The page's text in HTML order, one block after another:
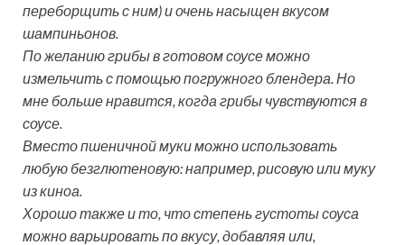
переборщить с ним) и очень насыщен вкусом
шампиньонов.
По желанию грибы в готовом соусе можно
измельчить с помощью погружного блендера. Но
мне больше нравится, когда грибы чувствуются в
соусе.
Вместо пшеничной муки можно использовать
любую безглютеновую: например, рисовую или муку
из киноа.
Хорошо также и то, что степень густоты соуса
можно варьировать по вкусу, добавляя или,